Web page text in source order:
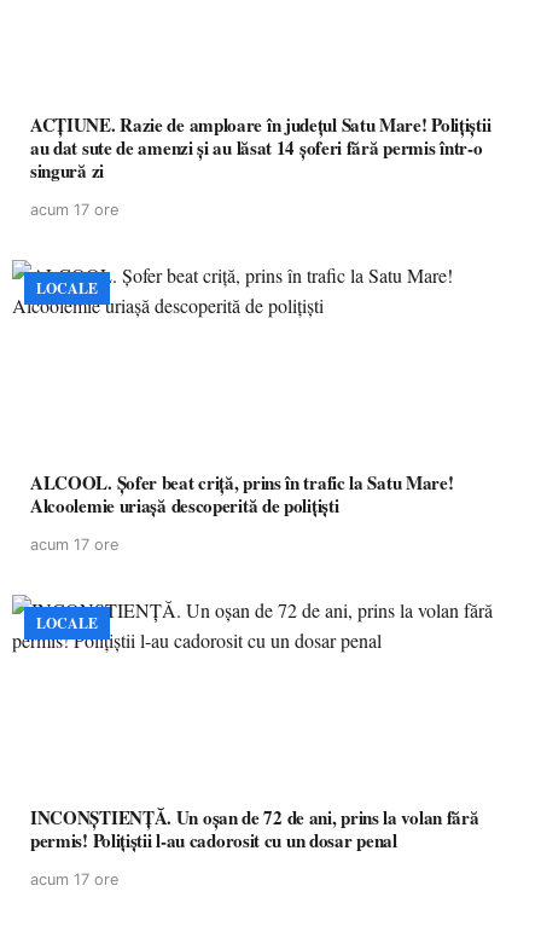
ACȚIUNE. Razie de amploare în județul Satu Mare! Polițiștii
au dat sute de amenzi și au lăsat 14 șoferi fără permis într-o
singură zi
acum 17 ore
LOCALE
ALCOOL. Șofer beat criță, prins în trafic la Satu Mare!
Alcoolemie uriașă descoperită de polițiști
acum 17 ore
LOCALE
INCONȘTIENȚĂ. Un oșan de 72 de ani, prins la volan fără
permis! Polițiștii l-au cadorosit cu un dosar penal
acum 17 ore